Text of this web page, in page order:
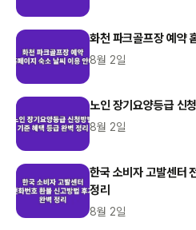
화천 파크골프장 예약
8월 2일
노인 장기요양등급 신
8월 2일
한국 소비자 고발센터
정리
8월 2일